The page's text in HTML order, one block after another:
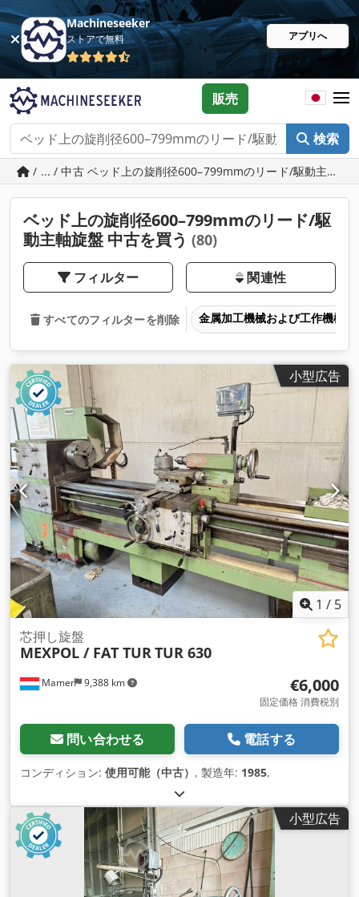
Machineseeker
ストアで無料 アプリへ
検索
販売
/ ... / 中古 ベッド上の旋削径600–799mmのリード/駆動主軸旋
ベッド上の旋削径600–799mmのリード/駆
動主軸旋盤 中古を買う (80)
フィルター 関連性
すべてのフィルターを削除 金属加工機械および工作機械
小型広告
1 / 5
Mamer 9,388 km
芯押し旋盤
MEXPOL / FAT TURTUR 630
€6,000
固定価格 消費税別
問い合わせる 電話する
コンディション: 使用可能（中古） , 製造年: 1985,
小型広告